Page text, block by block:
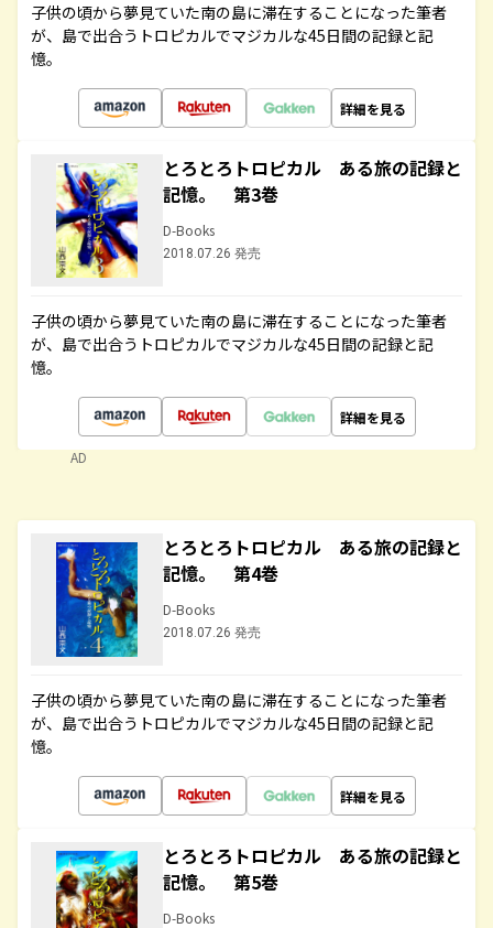
子供の頃から夢見ていた南の島に滞在することになった筆者
が、島で出合うトロピカルでマジカルな45日間の記録と記
憶。
詳細を見る
とろとろトロピカル ある旅の記録と
記憶。 第3巻
D-Books
2018.07.26 発売
子供の頃から夢見ていた南の島に滞在することになった筆者
が、島で出合うトロピカルでマジカルな45日間の記録と記
憶。
詳細を見る
AD
とろとろトロピカル ある旅の記録と
記憶。 第4巻
D-Books
2018.07.26 発売
子供の頃から夢見ていた南の島に滞在することになった筆者
が、島で出合うトロピカルでマジカルな45日間の記録と記
憶。
詳細を見る
とろとろトロピカル ある旅の記録と
記憶。 第5巻
D-Books